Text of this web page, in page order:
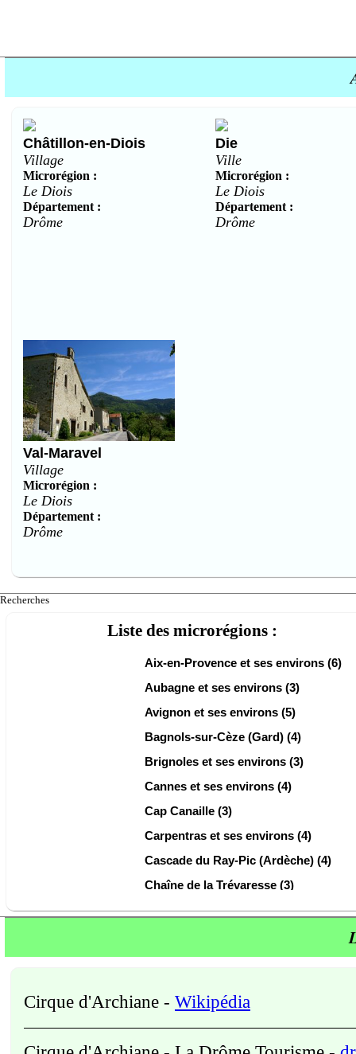
Châtillon-en-Diois
Village
Microrégion :
Le Diois
Département :
Drôme
Die
Ville
Microrégion :
Le Diois
Département :
Drôme
Val-Maravel
Village
Microrégion :
Le Diois
Département :
Drôme
Recherches
Liste des microrégions :
Aix-en-Provence et ses environs (6)
Aubagne et ses environs (3)
Avignon et ses environs (5)
Bagnols-sur-Cèze (Gard) (4)
Brignoles et ses environs (3)
Cannes et ses environs (4)
Cap Canaille (3)
Carpentras et ses environs (4)
Cascade du Ray-Pic (Ardèche) (4)
Chaîne de la Trévaresse (3)
Chaîne des Alpilles (13)
Embrun et ses environs (4)
Gordes et ses environs (5)
Gorges de l'Ardèche (Ardèche) (6)
Cirque d'Archiane - Wikipédia